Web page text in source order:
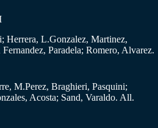
Herrera, L.Gonzalez, Martinez,
Paradela; Romero, Alvarez.
M.Perez, Braghieri, Pasquini;
Acosta; Sand, Varaldo. All.